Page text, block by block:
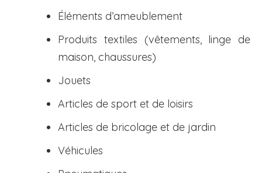
Éléments d’ameublement
Produits textiles (vêtements, linge de
maison, chaussures)
Jouets
Articles de sport et de loisirs
Articles de bricolage et de jardin
Véhicules